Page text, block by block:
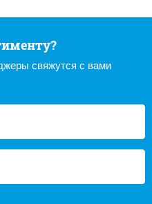
свяжутся с вами